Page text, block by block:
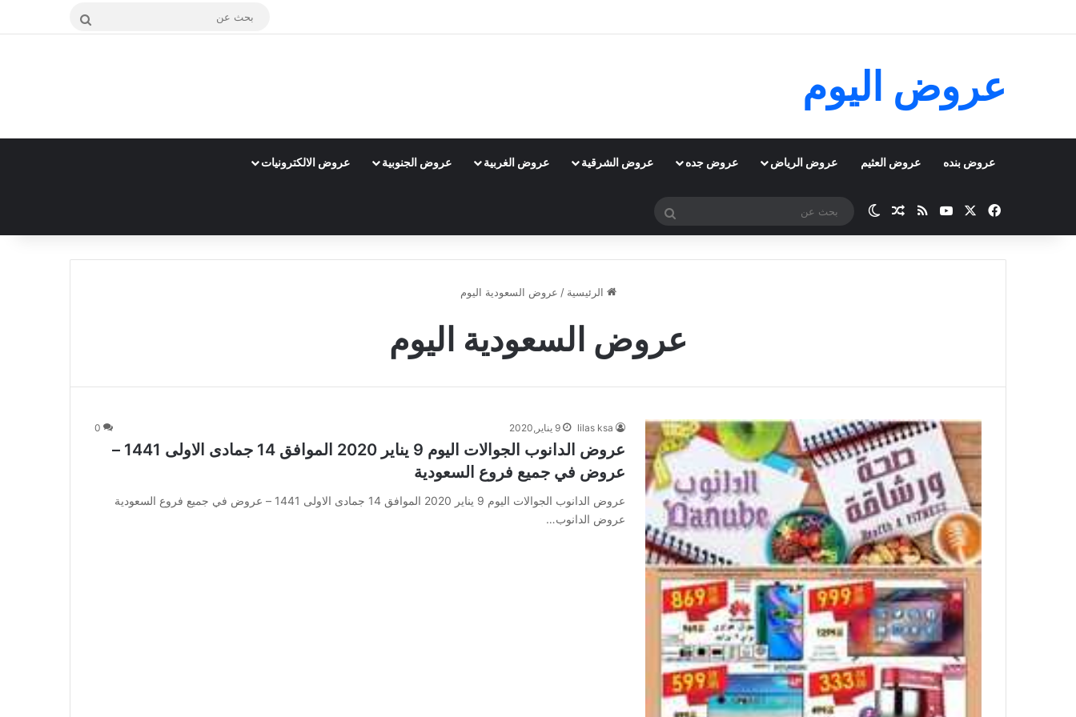
بحث
عروض اليوم
عروض بنده عروض العثيم عروض الرياض عروض جده عروض الشرقية عروض الغربية عروض الجنوبية عروض الالكترونيات
فيسبوك ‫YouTubeملخص الموقع RSS
مقال عشوائي
الوضع المظلم
بحث
الرئيسية / عروض السعودية اليوم
عروض السعودية اليوم
lilas ksa 9 يناير,2020 0
عروض الدانوب الجوالات اليوم 9 يناير 2020 الموافق 14 جمادى الاولى 1441 –
عروض في جميع فروع السعودية
عروض الدانوب الجوالات اليوم 9 يناير 2020 الموافق 14 جمادى الاولى 1441 – عروض في جميع فروع السعودية
عروض الدانوب…